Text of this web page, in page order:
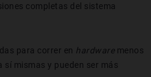
completas del sistema
para correr en hardware menos
mismas y pueden ser más